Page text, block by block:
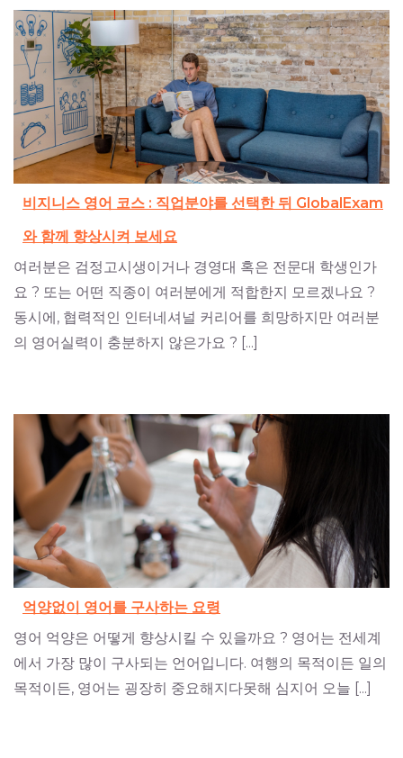
비지니스 영어 코스 : 직업분야를 선택한 뒤 GlobalExam
와 함께 향상시켜 보세요
여러분은 검정고시생이거나 경영대 혹은 전문대 학생인가
요 ? 또는 어떤 직종이 여러분에게 적합한지 모르겠나요 ?
동시에, 협력적인 인터네셔널 커리어를 희망하지만 여러분
의 영어실력이 충분하지 않은가요 ? [...]
억양없이 영어를 구사하는 요령
영어 억양은 어떻게 향상시킬 수 있을까요 ? 영어는 전세계
에서 가장 많이 구사되는 언어입니다. 여행의 목적이든 일의
목적이든, 영어는 굉장히 중요해지다못해 심지어 오늘 [...]